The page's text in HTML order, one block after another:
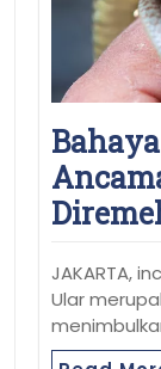
JAKARTA,
Ular